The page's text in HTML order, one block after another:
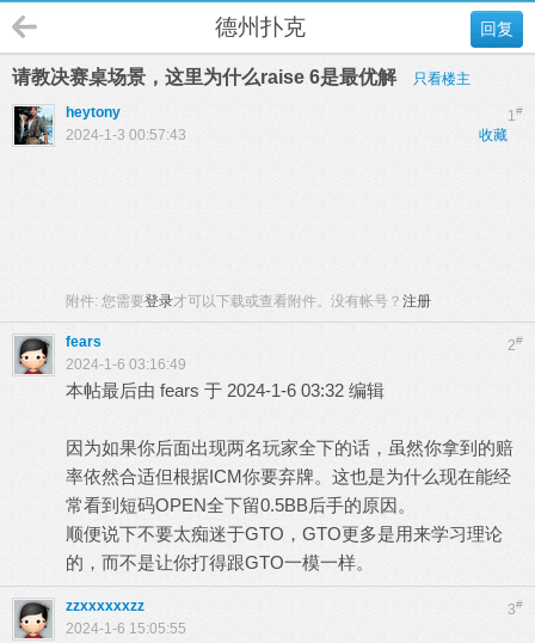
回复
德州扑克
请教决赛桌场景，这里为什么raise 6是最优解 只看楼主
1#
heytony
收藏
2024-1-3 00:57:43
附件: 您需要登录才可以下载或查看附件。没有帐号？ 注册
2#
fears
2024-1-6 03:16:49
本帖最后由 fears 于 2024-1-6 03:32 编辑
因为如果你后面出现两名玩家全下的话，虽然你拿到的赔
率依然合适但根据ICM你要弃牌。这也是为什么现在能经
常看到短码OPEN全下留0.5BB后手的原因。
顺便说下不要太痴迷于GTO，GTO更多是用来学习理论
的，而不是让你打得跟GTO一模一样。
3#
zzxxxxxxzz
2024-1-6 15:05:55